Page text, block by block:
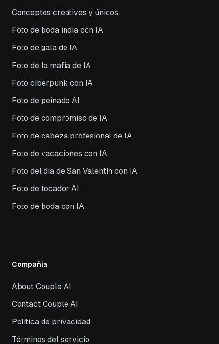
Conceptos creativos y únicos
Foto de boda india con IA
Foto de gala de IA
Foto de la mafia de IA
Foto ciberpunk con IA
Foto de peinado AI
Foto de compromiso de IA
Foto de cabeza profesional de IA
Foto de vacaciones con IA
Foto del día de San Valentín con IA
Foto de tocador AI
Foto de boda con IA
Compañía
About Couple AI
Contact Couple AI
Política de privacidad
Términos del servicio